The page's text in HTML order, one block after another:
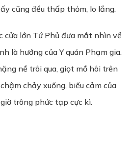
cũng đều thấp thỏm, lo lắng.
cửa lớn Tứ Phủ đưa mắt nhìn về
là hướng của Y quán Phạm gia.
nề trôi qua, giọt mồ hôi trên
chảy xuống, biểu cảm của
trông phức tạp cực kì.